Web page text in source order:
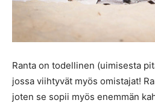
Ranta on todellinen (uimisesta
jossa viihtyvät myös omistajat!
joten se sopii myös enemmän